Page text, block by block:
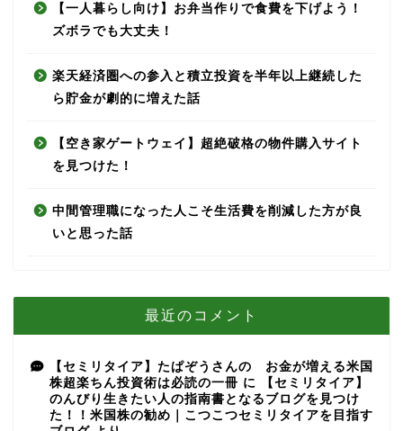
【一人暮らし向け】お弁当作りで食費を下げよう！
ズボラでも大丈夫！
楽天経済圏への参入と積立投資を半年以上継続した
ら貯金が劇的に増えた話
【空き家ゲートウェイ】超絶破格の物件購入サイト
を見つけた！
中間管理職になった人こそ生活費を削減した方が良
いと思った話
最近のコメント
【セミリタイア】たぱぞうさんの お金が増える米国
株超楽ちん投資術は必読の一冊 に
【セミリタイア】
のんびり生きたい人の指南書となるブログを見つけ
た！！米国株の勧め｜こつこつセミリタイアを目指す